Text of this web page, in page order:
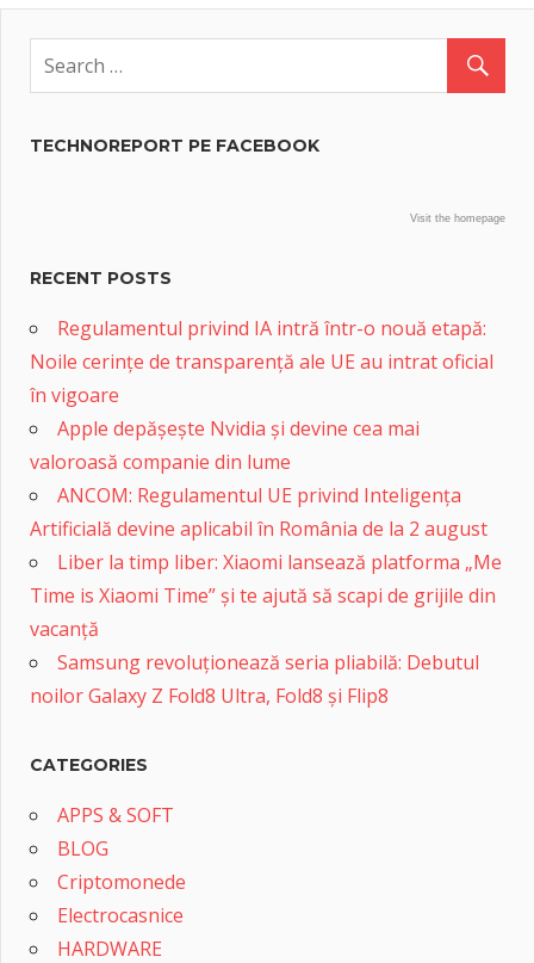
TECHNOREPORT PE FACEBOOK
Visit the homepage
RECENT POSTS
Regulamentul privind IA intră într-o nouă etapă:
Noile cerințe de transparență ale UE au intrat oficial
în vigoare
Apple depășește Nvidia și devine cea mai
valoroasă companie din lume
ANCOM: Regulamentul UE privind Inteligența
Artificială devine aplicabil în România de la 2 august
Liber la timp liber: Xiaomi lansează platforma „Me
Time is Xiaomi Time” și te ajută să scapi de grijile din
vacanță
Samsung revoluționează seria pliabilă: Debutul
noilor Galaxy Z Fold8 Ultra, Fold8 și Flip8
CATEGORIES
APPS & SOFT
BLOG
Criptomonede
Electrocasnice
HARDWARE